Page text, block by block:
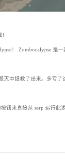
！ Zombocalypse 是
中拯救了出来。多亏
钮来直接从 serp 运行此